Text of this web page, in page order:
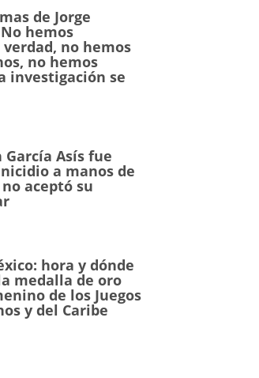
de Jorge
hemos
no hemos
no hemos
investigación se
Asís fue
a manos de
aceptó su
hora y dónde
medalla de oro
de los Juegos
y del Caribe